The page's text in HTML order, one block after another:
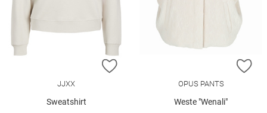
ZUR WUNSCHLISTE HINZUFÜGEN
JJXX
Sweatshirt
OPUS PANTS
Weste "Wenali"